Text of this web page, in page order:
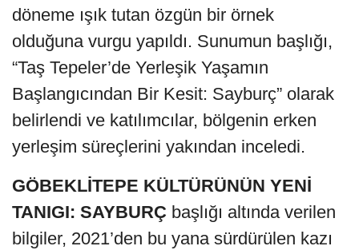
döneme ışık tutan özgün bir örnek
olduğuna vurgu yapıldı. Sunumun başlığı,
“Taş Tepeler’de Yerleşik Yaşamın
Başlangıcından Bir Kesit: Sayburç” olarak
belirlendi ve katılımcılar, bölgenin erken
yerleşim süreçlerini yakından inceledi.
GÖBEKLİTEPE KÜLTÜRÜNÜN YENİ
TANIGI: SAYBURÇ başlığı altında verilen
bilgiler, 2021’den bu yana sürdürülen kazı